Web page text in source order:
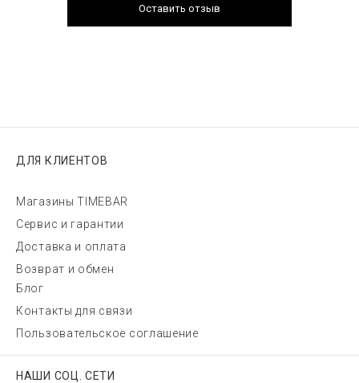
Оставить отзыв
ДЛЯ КЛИЕНТОВ
Магазины TIMEBAR
Сервис и гарантии
Доставка и оплата
Возврат и обмен
Блог
Контакты для связи
Пользовательское соглашение
НАШИ СОЦ. СЕТИ